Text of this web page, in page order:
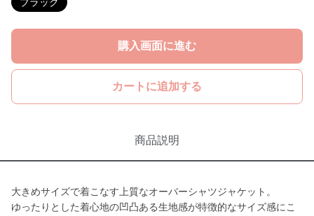
購入画面に進む
カートに追加する
商品説明
大きめサイズで着こなす上質なオーバーシャツジャケット。
ゆったりとした着心地の凹凸ある生地感が特徴的なサイズ感にこ